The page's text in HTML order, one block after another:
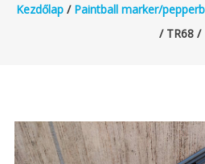
Kezdőlap/ Paintball marker/
/ TR68 /